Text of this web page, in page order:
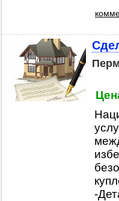
-